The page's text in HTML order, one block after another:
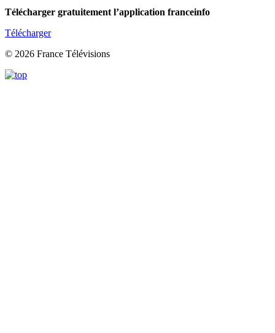
Télécharger gratuitement l’application franceinfo
Télécharger
© 2026 France Télévisions